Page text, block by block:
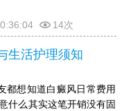
14次
生活护理须知
都想知道白癜风日常费用
什么其实这笔开销没有固